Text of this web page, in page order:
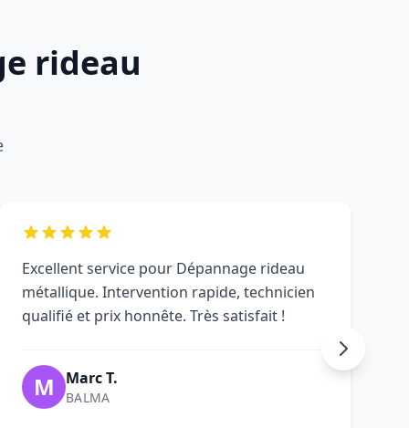
rideau
Excellent service pour Dépannage rideau
métallique. Intervention rapide, technicien
qualifié et prix honnête. Très satisfait !
M Marc T.
BALMA